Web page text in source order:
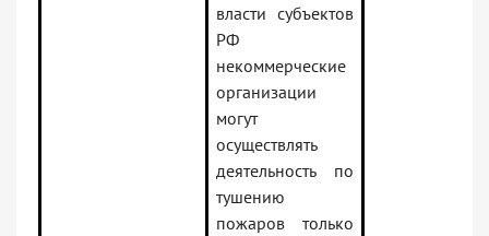
власти субъектов
РФ
некоммерческие
организации
могут
осуществлять
деятельность по
тушению
пожаров только